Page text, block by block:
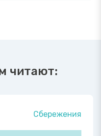
читают:
Сбережения